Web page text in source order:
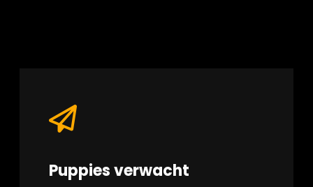
Puppies verwacht